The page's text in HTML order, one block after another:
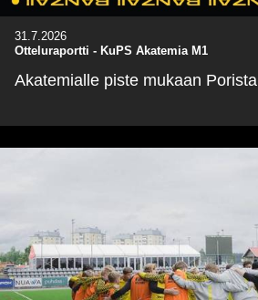
31.7.2026
Otteluraportti - KuPS Akatemia M1
Akatemialle piste mukaan Porista